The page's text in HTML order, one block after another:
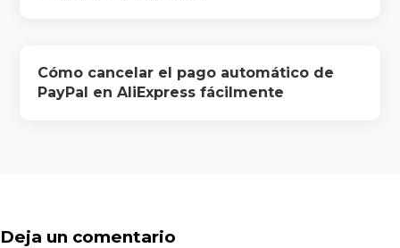
Cómo cancelar el pago automático de
PayPal en AliExpress fácilmente
Deja un comentario